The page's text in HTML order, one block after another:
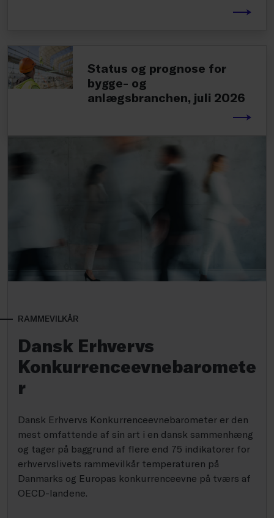
Status og prognose for
bygge- og
anlægsbranchen, juli 2026
RAMMEVILKÅR
Dansk Erhvervs
Konkurrenceevnebaromete
r
Dansk Erhvervs Konkurrenceevnebarometer er den
mest omfattende af sin art i en dansk sammenhæng
og tager på baggrund af flere end 75 indikatorer for
erhvervslivets rammevilkår temperaturen på
Danmarks og Europas konkurrenceevne på tværs af
OECD-landene.